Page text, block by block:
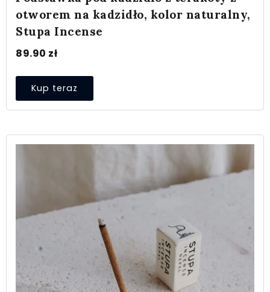
otworem na kadzidło, kolor naturalny,
Stupa Incense
89.90 zł
Kup teraz